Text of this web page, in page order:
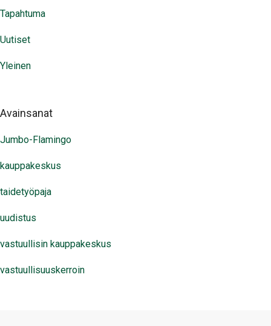
Tapahtuma
Uutiset
Yleinen
Avainsanat
Jumbo-Flamingo
kauppakeskus
taidetyöpaja
uudistus
vastuullisin kauppakeskus
vastuullisuuskerroin